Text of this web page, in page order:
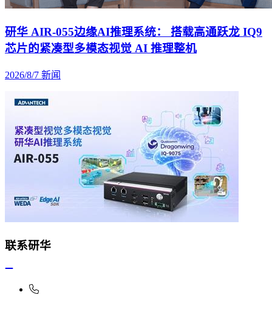
研华 AIR-055边缘AI推理系统： 搭载高通跃龙 IQ9
芯片的紧凑型多模态视觉 AI 推理整机
2026/8/7 新闻
联系研华